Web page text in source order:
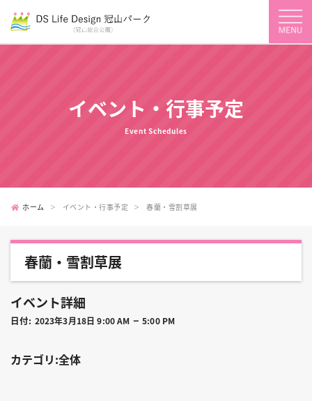
イベント・行事予定
Event Schedules
ホーム イベント・行事予定 春蘭・雪割草展
春蘭・雪割草展
イベント詳細
日付: 2023年3月18日 9:00 AM –5:00 PM
カテゴリ:全体